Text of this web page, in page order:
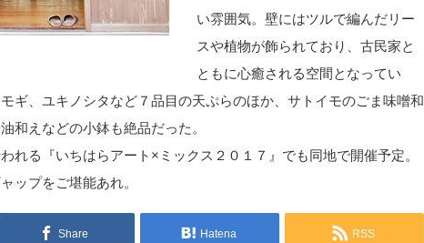
い雰囲気。壁にはツルで編んだリー
スや植物が飾られており、古民家と
ともに心癒される空間となってい
ギ、ユキノシタなど７品目の天ぷらのほか、サトイモのごま味噌和
和えなどの小鉢も絶品だった。
れる『いちはらアート×ミックス２０１７』でも同地で開催予定。
ップをご堪能あれ。
Share Hatena RSS